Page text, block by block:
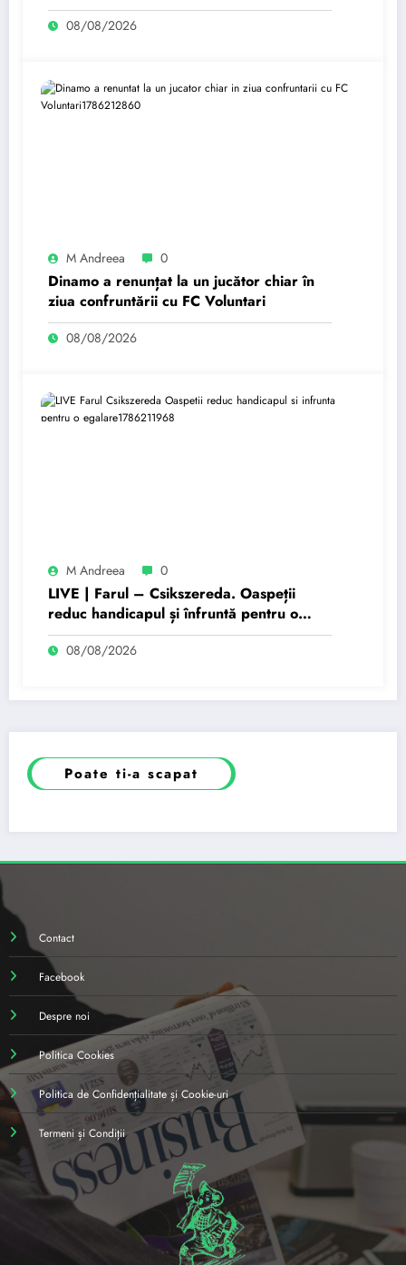
08/08/2026
M Andreea 0
Dinamo a renunțat la un jucător chiar în
ziua confruntării cu FC Voluntari
08/08/2026
M Andreea 0
LIVE | Farul – Csikszereda. Oaspeții
reduc handicapul și înfruntă pentru o
egalare
08/08/2026
Poate ti-a scapat
Contact
Facebook
Despre noi
Politica Cookies
Politica de Confidențialitate și Cookie-uri
Termeni și Condiții